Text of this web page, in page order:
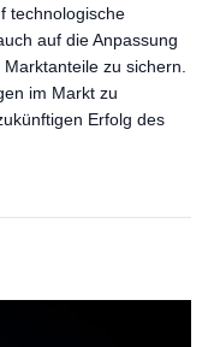
technologische
auf die Anpassung
zu sichern.
im Markt zu
Erfolg des